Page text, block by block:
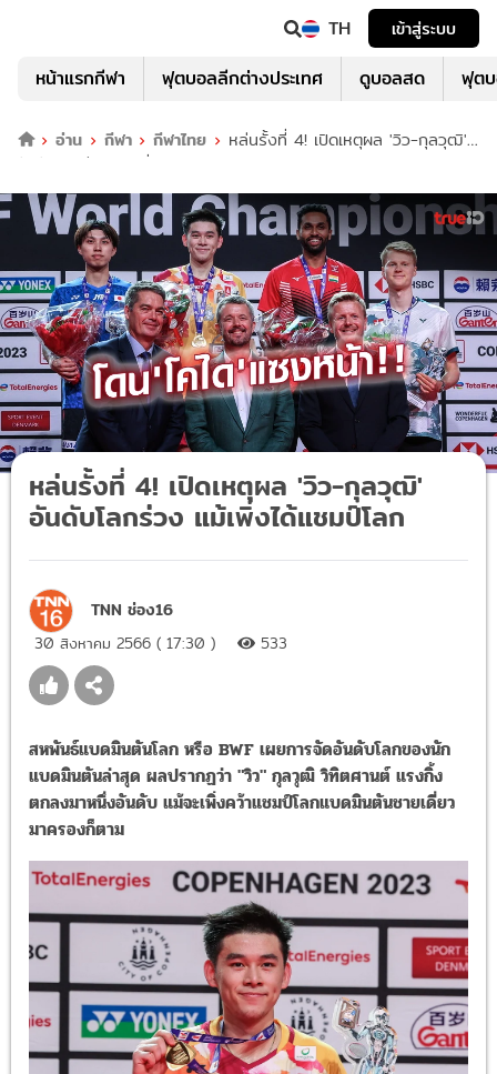
TH เข้าสู่ระบบ
หน้าแรกกีฬา ฟุตบอลลีกต่างประเทศ ดูบอลสด ฟุต
อ่าน กีฬา กีฬาไทย
หล่นรั้งที่ 4! เปิดเหตุผล 'วิว-กุลวุฒิ'
อันดับโลกร่วง แม้เพิ่งได้แชมป์โลก
หล่นรั้งที่ 4! เปิดเหตุผล 'วิว-กุลวุฒิ'
อันดับโลกร่วง แม้เพิ่งได้แชมป์โลก
TNN ช่อง16
30 สิงหาคม 2566 ( 17:30 ) 533
สหพันธ์แบดมินตันโลก หรือ BWF เผยการจัดอันดับโลกของนัก
แบดมินตันล่าสุด ผลปรากฏว่า "วิว" กุลวุฒิ วิทิตศานต์ แรงกิ้ง
ตกลงมาหนึ่งอันดับ แม้จะเพิ่งคว้าแชมป์โลกแบดมินตันชายเดี่ยว
มาครองก็ตาม